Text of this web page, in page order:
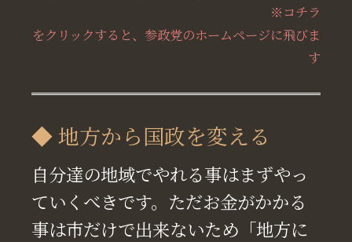
※コチラ
をクリックすると、参政党のホームページに飛びま
す
◆ 地方から国政を変える
自分達の地域でやれる事はまずやっ
ていくべきです。ただお金がかかる
事は市だけで出来ないため「地方に